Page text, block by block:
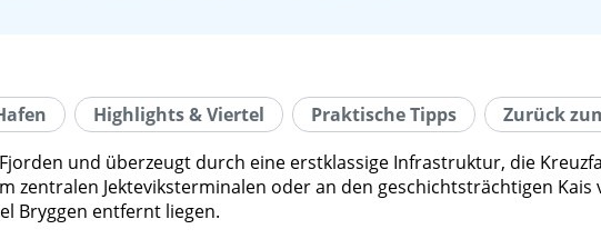
Highlights & Viertel Praktische Tipps
Zurück
und überzeugt durch eine erstklassige Infrastruktur, die
zentralen Jekteviksterminalen oder an den geschichtsträchtigen
Bryggen entfernt liegen.